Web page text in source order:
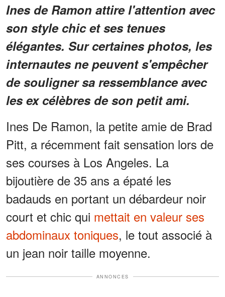
Ines de Ramon attire l'attention avec
son style chic et ses tenues
élégantes. Sur certaines photos, les
internautes ne peuvent s'empêcher
de souligner sa ressemblance avec
les ex célèbres de son petit ami.
Ines De Ramon, la petite amie de Brad
Pitt, a récemment fait sensation lors de
ses courses à Los Angeles. La
bijoutière de 35 ans a épaté les
badauds en portant un débardeur noir
court et chic qui mettait en valeur ses
abdominaux toniques, le tout associé à
un jean noir taille moyenne.
ANNONCES